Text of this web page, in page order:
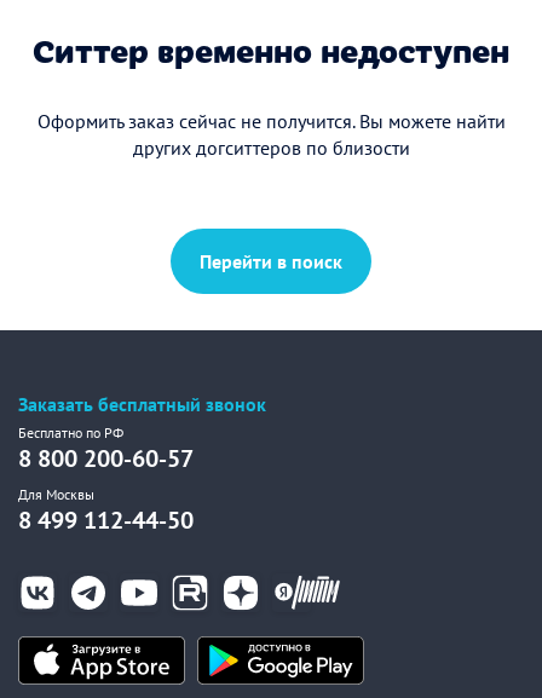
Ситтер временно недоступен
Оформить заказ сейчас не получится. Вы можете найти
других догситтеров по близости
Перейти в поиск
Заказать бесплатный звонок
Бесплатно по РФ
8 800 200-60-57
Для Москвы
8 499 112-44-50